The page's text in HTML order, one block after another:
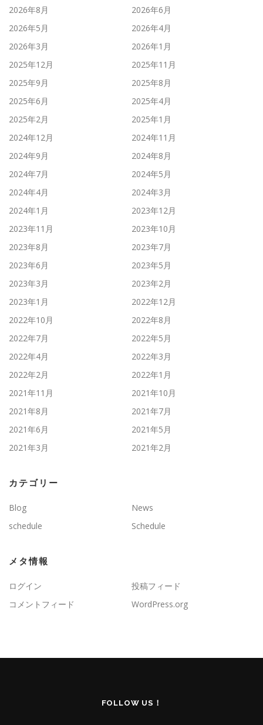
2026年8月
2026年6月
2026年5月
2026年4月
2026年3月
2026年1月
2025年12月
2025年11月
2025年9月
2025年8月
2025年6月
2025年4月
2025年2月
2025年1月
2024年12月
2024年11月
2024年9月
2024年8月
2024年7月
2024年5月
2024年4月
2024年3月
2024年1月
2023年12月
2023年11月
2023年10月
2023年8月
2023年7月
2023年6月
2023年5月
2023年3月
2023年2月
2023年1月
2022年12月
2022年10月
2022年8月
2022年7月
2022年5月
2022年4月
2022年3月
2022年2月
2022年1月
2021年11月
2021年10月
2021年8月
2021年7月
2021年6月
2021年5月
2021年3月
2021年2月
カテゴリー
Blog
News
schedule
Schedule
メタ情報
ログイン
投稿フィード
コメントフィード
WordPress.org
FOLLOW US！